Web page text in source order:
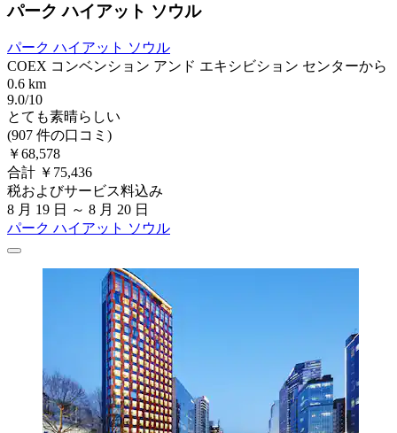
パーク ハイアット ソウル
パーク ハイアット ソウル
COEX コンベンション アンド エキシビション センターから
0.6 km
9.0/10
とても素晴らしい
(907 件の口コミ)
￥68,578
合計 ￥75,436
税およびサービス料込み
8 月 19 日 ～ 8 月 20 日
パーク ハイアット ソウル